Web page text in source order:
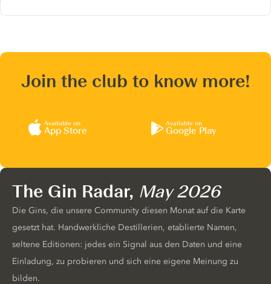
Join the club to know more!
Available on
App Store
Available on
Google Play
The Gin Radar, May 2026
Die Gins, die unsere Community diesen Monat auf die Karte
gesetzt hat. Handwerkliche Destillerien, etablierte Namen,
seltene Editionen: jedes ein Signal aus den Daten und eine
Einladung, zu probieren und sich eine eigene Meinung zu
bilden.